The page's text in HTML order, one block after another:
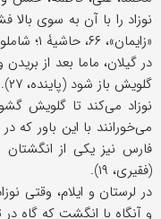
نوزاد را با آن به سوی
«زایمان»، ۶۶، حاشیۀ ۱؛ شاملو، دفتر ۱ / ۷۴۸).
در گیلان، ماما بعد از
نوزاد می‌کند تا گلویش
فارس نیز یکی از
(فقیری، ۱۹).
و آنگاه با انگشت که گاه در